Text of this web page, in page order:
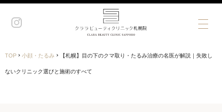
TOP › 小顔・たるみ › 【札幌】目の下のクマ取り・たるみ治療の名医が解説｜失敗し
ないクリニック選びと施術のすべて